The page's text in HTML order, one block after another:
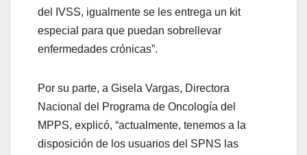
del IVSS, igualmente se les entrega un kit
especial para que puedan sobrellevar
enfermedades crónicas”.
Por su parte, a Gisela Vargas, Directora
Nacional del Programa de Oncología del
MPPS, explicó, “actualmente, tenemos a la
disposición de los usuarios del SPNS las